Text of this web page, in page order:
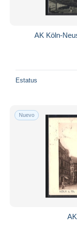
AK Köln-
Estatus
Nuevo